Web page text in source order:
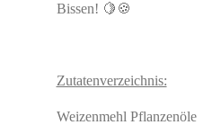
Bissen! 🍋🍪
Zutatenverzeichnis:
Weizenmehl Pflanzenöle